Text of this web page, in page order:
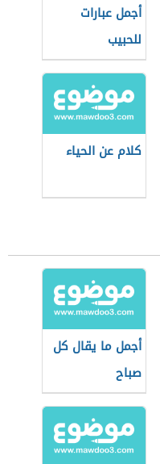
أجمل عبارات
للحبيب
كلام عن الحياء
أجمل ما يقال كل
صباح